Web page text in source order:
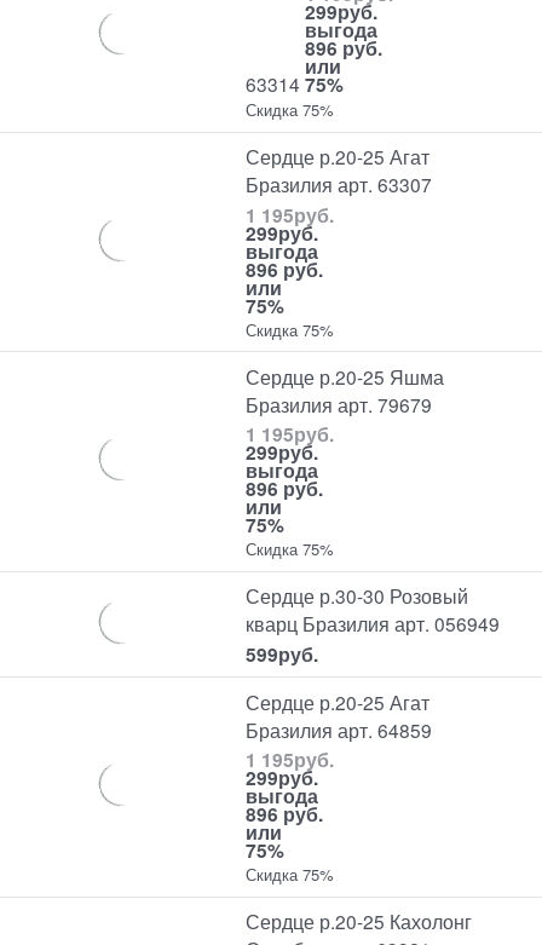
63314
299руб.
выгода
896 руб.
или
75%
Скидка 75%
Сердце р.20-25 Агат
Бразилия арт. 63307
1 195руб.
299руб.
выгода
896 руб.
или
75%
Скидка 75%
Сердце р.20-25 Яшма
Бразилия арт. 79679
1 195руб.
299руб.
выгода
896 руб.
или
75%
Скидка 75%
Сердце р.30-30 Розовый
кварц Бразилия арт. 056949
599руб.
Сердце р.20-25 Агат
Бразилия арт. 64859
1 195руб.
299руб.
выгода
896 руб.
или
75%
Скидка 75%
Сердце р.20-25 Кахолонг